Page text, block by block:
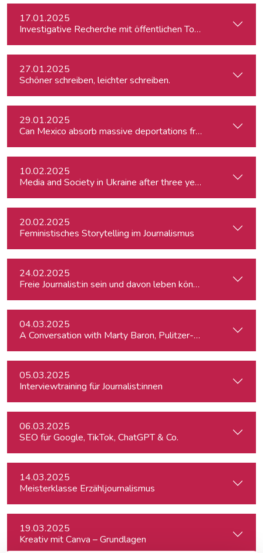
17.01.2025
Investigative Recherche mit öffentlichen Tools – von
27.01.2025
Schöner schreiben, leichter schreiben.
29.01.2025
Can Mexico absorb massive deportations from the US?
10.02.2025
Media and Society in Ukraine after three years of war.
20.02.2025
Feministisches Storytelling im Journalismus
24.02.2025
Freie Journalist:in sein und davon leben können: So geht's
04.03.2025
A Conversation with Marty Baron, Pulitzer-winning US
05.03.2025
Interviewtraining für Journalist:innen
06.03.2025
SEO für Google, TikTok, ChatGPT & Co.
14.03.2025
Meisterklasse Erzähljournalismus
19.03.2025
Kreativ mit Canva – Grundlagen